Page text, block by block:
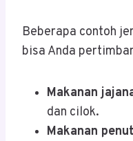
Beberapa contoh
bisa Anda
Makanan
dan cilok.
Makanan